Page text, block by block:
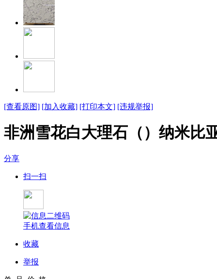
[查看原图] [加入收藏] [打印本文] [违规举报]
非洲雪花白大理石（）纳米比
分享
扫一扫
手机查看信息
收藏
举报